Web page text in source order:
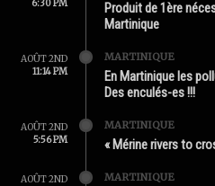
6:30 PM
Produit de 1ère
Martinique
AOÛT 2ND
11:14 PM
MARTINIQUE
En Martinique les
Des enculés-es !!!
AOÛT 2ND
5:56 PM
MARTINIQUE
« Mérine rivers to
AOÛT 2ND
MARTINIQUE